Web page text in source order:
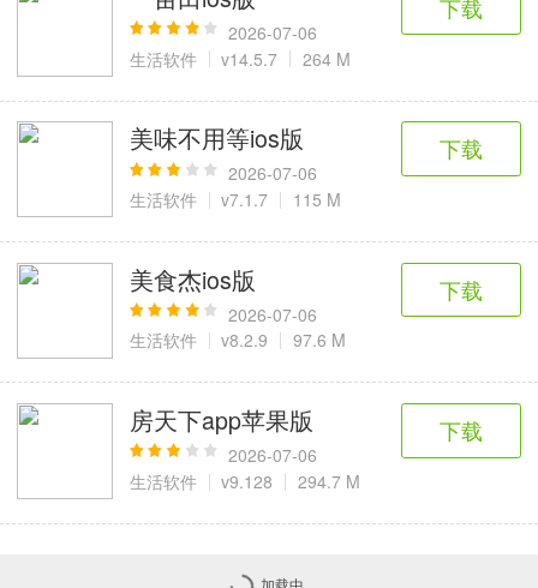
2026-07-06
生活软件
v14.5.7 264 M
下载
美味不用等ios版
2026-07-06
生活软件
v7.1.7 115 M
下载
美食杰ios版
2026-07-06
生活软件
v8.2.9 97.6 M
下载
房天下app苹果版
2026-07-06
生活软件
v9.128 294.7 M
下载
加载中...